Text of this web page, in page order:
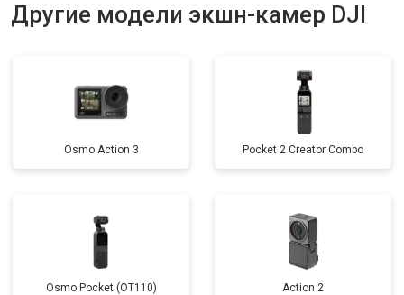
Другие модели экшн-камер DJI
Osmo Action 3 Pocket 2 Creator Combo
Osmo Pocket (OT110) Action 2